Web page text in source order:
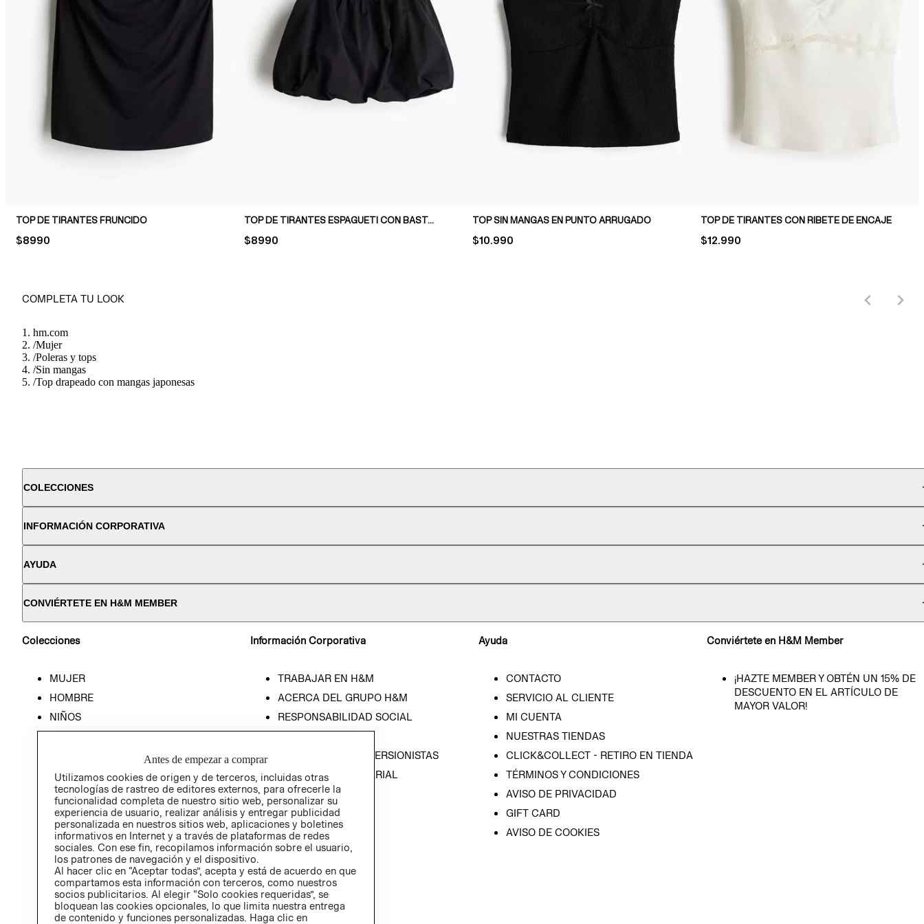
TOP DE TIRANTES FRUNCIDO
PRICE:
$8990
TOP DE TIRANTES ESPAGUETI CON BASTA BURBUJA
PRICE:
$8990
TOP SIN MANGAS EN PUNTO ARRUGADO
PRICE:
$10.990
TOP DE TIRANTES CON RIBETE DE ENCAJE
PRICE:
$12.990
COMPLETA TU LOOK
hm.com
/Mujer
/Poleras y tops
/Sin mangas
/Top drapeado con mangas japonesas
COLECCIONES
INFORMACIÓN CORPORATIVA
AYUDA
CONVIÉRTETE EN H&M MEMBER
Colecciones
MUJER
HOMBRE
NIÑOS
Información Corporativa
TRABAJAR EN H&M
ACERCA DEL GRUPO H&M
RESPONSABILIDAD SOCIAL
RELACIÓN CON INVERSIONISTAS
POLÍTICA EMPRESARIAL
Ayuda
CONTACTO
SERVICIO AL CLIENTE
MI CUENTA
NUESTRAS TIENDAS
CLICK&COLLECT - RETIRO EN TIENDA
TÉRMINOS Y CONDICIONES
AVISO DE PRIVACIDAD
GIFT CARD
AVISO DE COOKIES
Conviértete en H&M Member
¡HAZTE MEMBER Y OBTÉN UN 15% DE
DESCUENTO EN EL ARTÍCULO DE
MAYOR VALOR!
Antes de empezar a comprar
Utilizamos cookies de origen y de terceros, incluidas otras
tecnologías de rastreo de editores externos, para ofrecerle la
funcionalidad completa de nuestro sitio web, personalizar su
experiencia de usuario, realizar análisis y entregar publicidad
personalizada en nuestros sitios web, aplicaciones y boletines
informativos en Internet y a través de plataformas de redes
sociales. Con ese fin, recopilamos información sobre el usuario,
los patrones de navegación y el dispositivo.
Al hacer clic en “Aceptar todas”, acepta y está de acuerdo en que
compartamos esta información con terceros, como nuestros
socios publicitarios. Al elegir “Solo cookies requeridas”, se
bloquean las cookies opcionales, lo que limita nuestra entrega
de contenido y funciones personalizadas. Haga clic en